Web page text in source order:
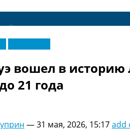
футбола Украины
комментарии
вошел в
21 года
—31 мая, 2026, 15:17add